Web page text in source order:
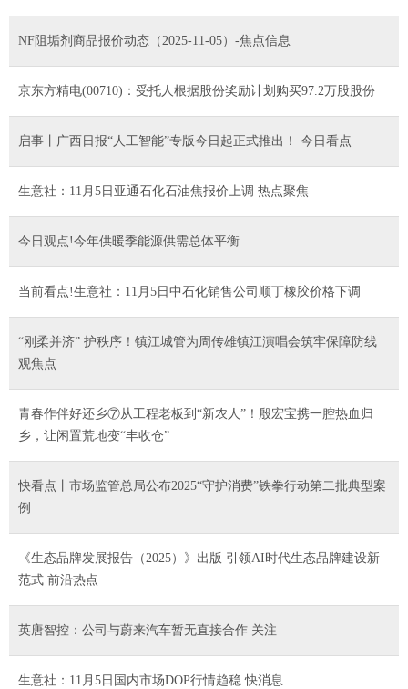
NF阻垢剂商品报价动态（2025-11-05）-焦点信息
京东方精电(00710)：受托人根据股份奖励计划购买97.2万股股份
启事丨广西日报“人工智能”专版今日起正式推出！ 今日看点
生意社：11月5日亚通石化石油焦报价上调 热点聚焦
今日观点!今年供暖季能源供需总体平衡
当前看点!生意社：11月5日中石化销售公司顺丁橡胶价格下调
“刚柔并济” 护秩序！镇江城管为周传雄镇江演唱会筑牢保障防线
观焦点
青春作伴好还乡⑦从工程老板到“新农人”！殷宏宝携一腔热血归
乡，让闲置荒地变“丰收仓”
快看点丨市场监管总局公布2025“守护消费”铁拳行动第二批典型案
例
《生态品牌发展报告（2025）》出版 引领AI时代生态品牌建设新
范式 前沿热点
英唐智控：公司与蔚来汽车暂无直接合作 关注
生意社：11月5日国内市场DOP行情趋稳 快消息